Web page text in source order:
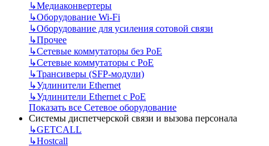
↳Медиаконвертеры
↳Оборудование Wi-Fi
↳Оборудование для усиления сотовой связи
↳Прочее
↳Сетевые коммутаторы без РоЕ
↳Сетевые коммутаторы с РоЕ
↳Трансиверы (SFP-модули)
↳Удлинители Ethernet
↳Удлинители Ethernet с PoE
Показать все Сетевое оборудование
Системы диспетчерской связи и вызова персонала
↳GETCALL
↳Hostcall